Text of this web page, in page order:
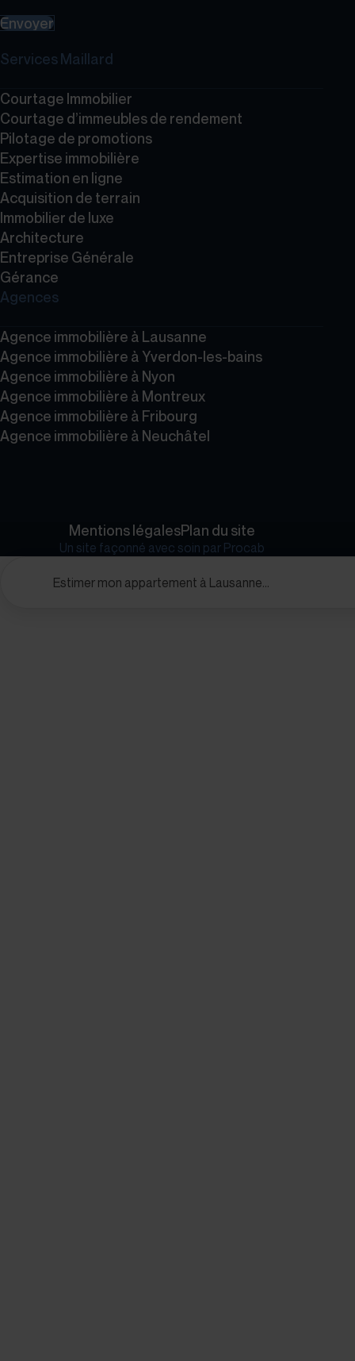
Envoyer
Services Maillard
Courtage Immobilier
Courtage d’immeubles de rendement
Pilotage de promotions
Expertise immobilière
Estimation en ligne
Acquisition de terrain
Immobilier de luxe
Architecture
Entreprise Générale
Gérance
Agences
Agence immobilière à Lausanne
Agence immobilière à Yverdon-les-bains
Agence immobilière à Nyon
Agence immobilière à Montreux
Agence immobilière à Fribourg
Agence immobilière à Neuchâtel
Mentions légalesPlan du site
Un site façonné avec soin par Procab